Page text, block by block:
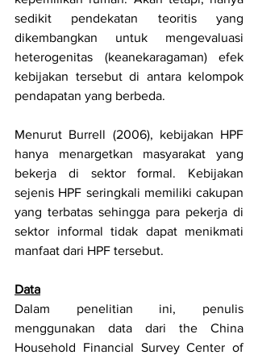
sedikit pendekatan teoritis yang
dikembangkan untuk mengevaluasi
heterogenitas (keanekaragaman) efek
kebijakan tersebut di antara kelompok
pendapatan yang berbeda.
Menurut Burrell (2006), kebijakan HPF
hanya menargetkan masyarakat yang
bekerja di sektor formal. Kebijakan
sejenis HPF seringkali memiliki cakupan
yang terbatas sehingga para pekerja di
sektor informal tidak dapat menikmati
manfaat dari HPF tersebut.
Data
Dalam penelitian ini, penulis
menggunakan data dari the China
Household Financial Survey Center of